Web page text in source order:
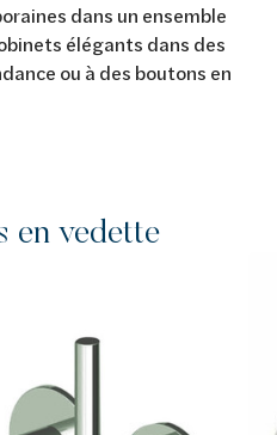
dans un ensemble
élégants dans des
ou à des boutons en
en vedette